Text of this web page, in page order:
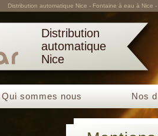
Distribution automatique Nice - Fontaine à eau à
Distribution
automatique
Nice
Qui sommes nous Nos